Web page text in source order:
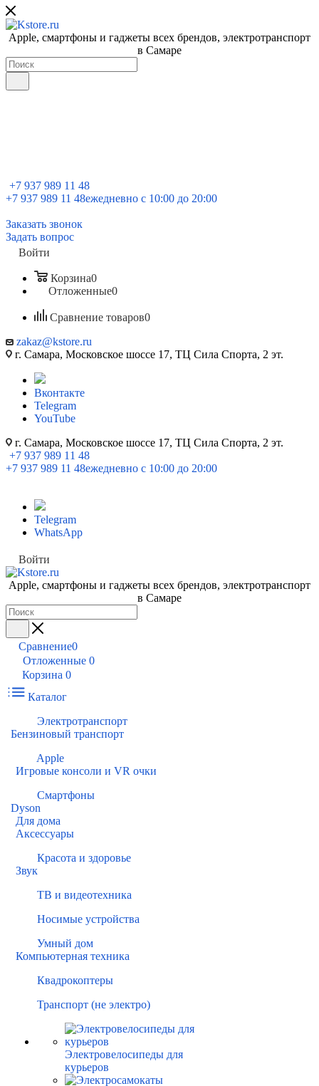
Apple, cмартфоны и гаджеты всех брендов, электротранспорт
в Самаре
+7 937 989 11 48
+7 937 989 11 48ежедневно с 10:00 до 20:00
Заказать звонок
Задать вопрос
Войти
Корзина0
Отложенные0
Сравнение товаров0
zakaz@kstore.ru
г. Самара, Московское шоссе 17, ТЦ Сила Спорта, 2 эт.
Вконтакте
Telegram
YouTube
г. Самара, Московское шоссе 17, ТЦ Сила Спорта, 2 эт.
+7 937 989 11 48
+7 937 989 11 48ежедневно с 10:00 до 20:00
Telegram
WhatsApp
Войти
Apple, cмартфоны и гаджеты всех брендов, электротранспорт
в Самаре
Сравнение0
Отложенные 0
Корзина 0
Каталог
Электротранспорт
Бензиновый транспорт
Apple
Игровые консоли и VR очки
Смартфоны
Dyson
Для дома
Аксессуары
Красота и здоровье
Звук
ТВ и видеотехника
Носимые устройства
Умный дом
Компьютерная техника
Квадрокоптеры
Транспорт (не электро)
Электровелосипеды для
курьеров